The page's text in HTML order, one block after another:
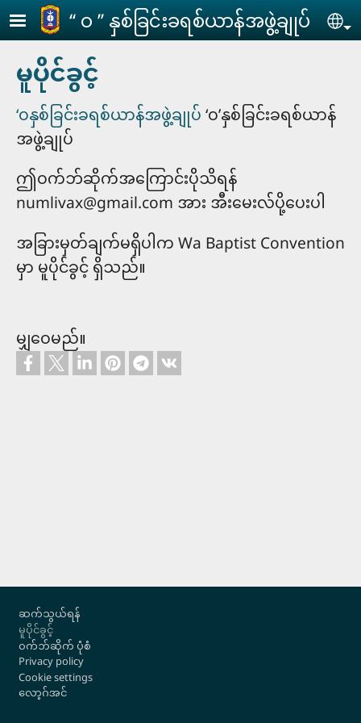
Skip to main content
‘‘ ဝ ’’ နှစ်ခြင်းခရစ်ယာန်အဖွဲ့ချုပ်
မူပိုင်ခွင့်
‘ဝနှစ်ခြင်းခရစ်ယာန်အဖွဲ့ချုပ် ‘ဝ’နှစ်ခြင်းခရစ်ယာန်
အဖွဲ့ချုပ်
ဤဝက်ဘ်ဆိုက်အကြောင်းပိုသိရန်
numlivax@gmail.com အား အီးမေးလ်ပို့ပေးပါ
အခြားမှတ်ချက်မရှိပါက Wa Baptist Convention
မှာ မူပိုင်ခွင့် ရှိသည်။
မျှဝေမည်။
Footer
ဆက်သွယ်ရန်
မူပိုင်ခွင့်
ဝက်ဘ်ဆိုက် ပုံစံ
Privacy policy
Cookie settings
လော့ဂ်အင်